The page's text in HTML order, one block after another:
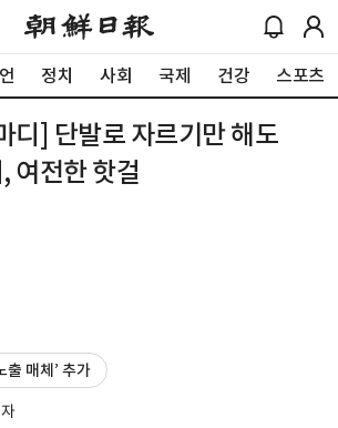
정치 사회 국제 건강 스포츠
디] 단발로 자르기만 해도
여전한 핫걸
출 매체’ 추가